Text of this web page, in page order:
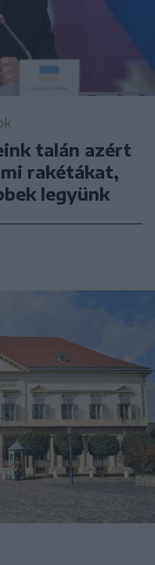
talán azért
rakétákat,
legyünk